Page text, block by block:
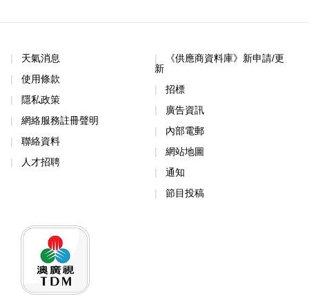
天氣消息
使用條款
隱私政策
網絡服務註冊聲明
聯絡資料
人才招聘
《供應商資料庫》新申請/更
新
招標
廣告資訊
內部電郵
網站地圖
通知
節目投稿